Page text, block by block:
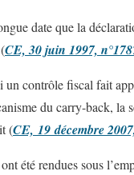
date que la
(CE, 30 juin 1997,
un contrôle fiscal fait
du carry-back, la
(CE, 19 décembre
été rendues sous